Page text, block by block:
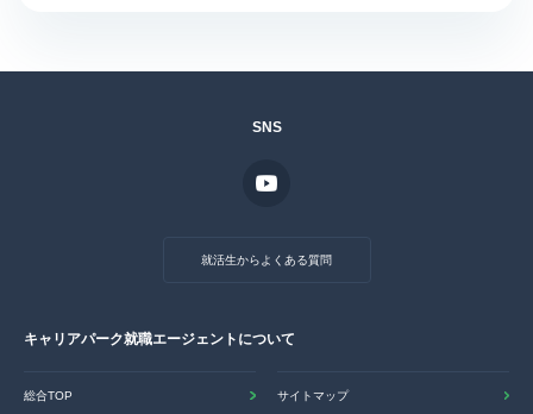
SNS
就活生からよくある質問
キャリアパーク就職エージェントについて
総合TOP サイトマップ